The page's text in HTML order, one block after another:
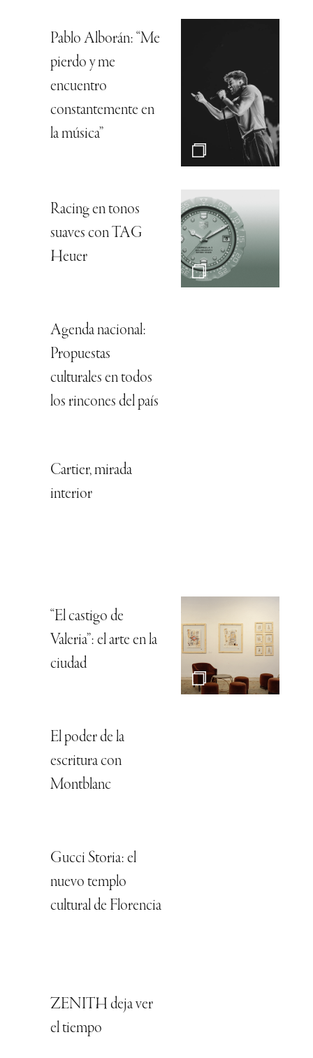
Pablo Alborán: “Me
pierdo y me
encuentro
constantemente en
la música”
Racing en tonos
suaves con TAG
Heuer
Agenda nacional:
Propuestas
culturales en todos
los rincones del país
Cartier, mirada
interior
“El castigo de
Valeria”: el arte en la
ciudad
El poder de la
escritura con
Montblanc
Gucci Storia: el
nuevo templo
cultural de Florencia
ZENITH deja ver
el tiempo